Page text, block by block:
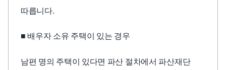
따릅니다.
■ 배우자 소유 주택이 있는 경우
남편 명의 주택이 있다면 파산 절차에서 파산재단